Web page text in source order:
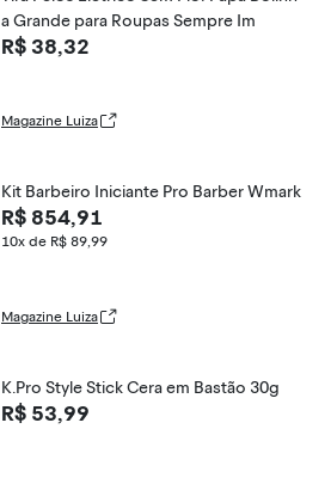
a Grande para Roupas Sempre Im
R$ 38,32
Magazine Luiza
Kit Barbeiro Iniciante Pro Barber Wmark
R$ 854,91
10x de R$ 89,99
Magazine Luiza
K.Pro Style Stick Cera em Bastão 30g
R$ 53,99